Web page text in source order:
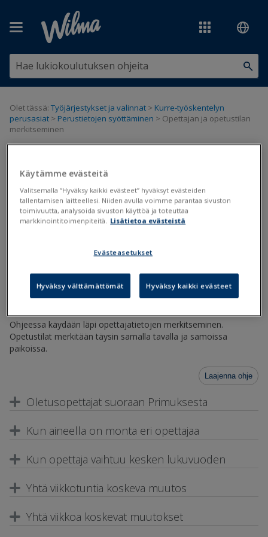
Olet tässä: Työjärjestykset ja valinnat > Kurre-työskentelyn
perusasiat > Perustietojen syöttäminen > Opettajan ja opetustilan
merkitseminen
merkitseminen
Kurren perustiedot
Opetustilat
valmiiksi PrimuksenKurssit-rekisteriin tai ne voidaan määritellä
Ohjeessa käydään läpi opettajatietojen merkitseminen.
Opetustilat merkitään täysin samalla tavalla ja samoissa
paikoissa.
Laajenna ohje
Oletusopettajat suoraan Primuksesta
Kun aineella on monta eri opettajaa
Kun opettaja vaihtuu kesken lukuvuoden
Yhtä viikkotuntia koskeva muutos
Yhtä viikkoa koskevat muutokset
Käytämme evästeitä
Valitsemalla “Hyväksy kaikki evästeet” hyväksyt evästeiden
tallentamisen laitteellesi. Niiden avulla voimme parantaa sivuston
toimivuutta, analysoida sivuston käyttöä ja toteuttaa
markkinointitoimenpiteitä. Lisätietoa evästeistä
Evästeasetukset
Hyväksy välttämättömät Hyväksy kaikki evästeet